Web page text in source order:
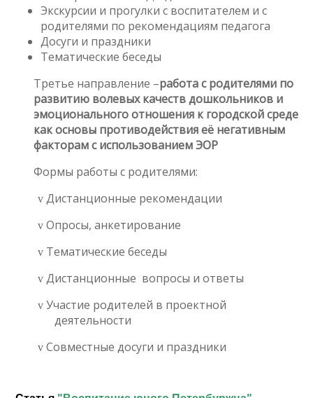
Экскурсии и прогулки с воспитателем и с
родителями по рекомендациям педагога
Досуги и праздники
Тематические беседы
Третье направление –работа с родителями по
развитию волевых качеств дошкольников и
эмоционального отношения к городской среде
как основы противодействия её негативным
факторам с использованием ЭОР
Формы работы с родителями:
v Дистанционные рекомендации
v Опросы, анкетирование
v Тематические беседы
v Дистанционные вопросы и ответы
v Участие родителей в проектной
деятельности
v Совместные досуги и праздники